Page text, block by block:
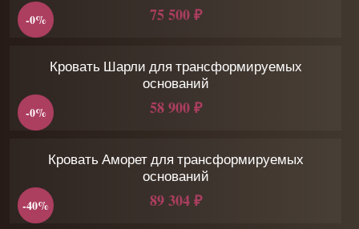
75 500 ₽
-0%
Кровать Шарли для трансформируемых
оснований
58 900 ₽
-0%
Кровать Аморет для трансформируемых
оснований
89 304 ₽
-40%